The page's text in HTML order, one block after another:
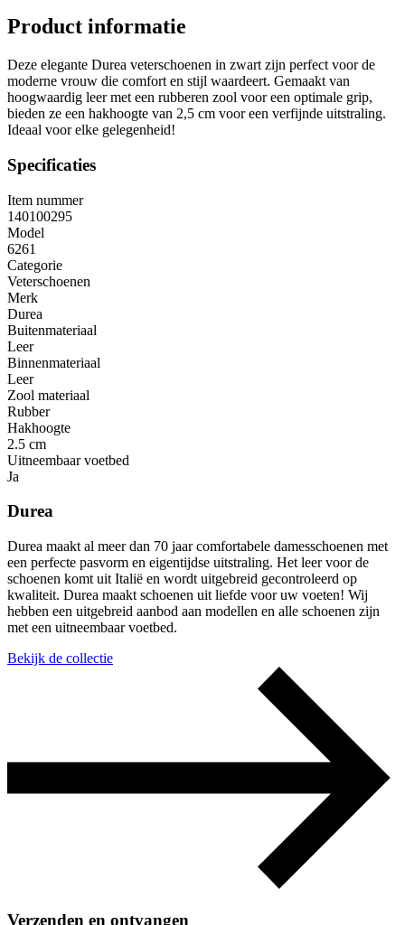
Product informatie
Deze elegante Durea veterschoenen in zwart zijn perfect voor de
moderne vrouw die comfort en stijl waardeert. Gemaakt van
hoogwaardig leer met een rubberen zool voor een optimale grip,
bieden ze een hakhoogte van 2,5 cm voor een verfijnde uitstraling.
Ideaal voor elke gelegenheid!
Specificaties
Item nummer
140100295
Model
6261
Categorie
Veterschoenen
Merk
Durea
Buitenmateriaal
Leer
Binnenmateriaal
Leer
Zool materiaal
Rubber
Hakhoogte
2.5 cm
Uitneembaar voetbed
Ja
Durea
Durea maakt al meer dan 70 jaar comfortabele damesschoenen met
een perfecte pasvorm en eigentijdse uitstraling. Het leer voor de
schoenen komt uit Italië en wordt uitgebreid gecontroleerd op
kwaliteit. Durea maakt schoenen uit liefde voor uw voeten! Wij
hebben een uitgebreid aanbod aan modellen en alle schoenen zijn
met een uitneembaar voetbed.
Bekijk de collectie
Verzenden en ontvangen